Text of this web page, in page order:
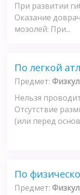
При развитии
Оказание
мозолей: При...
По легкой
Предмет:
Нельзя
Отсутствие
(или перед
По
Предмет: